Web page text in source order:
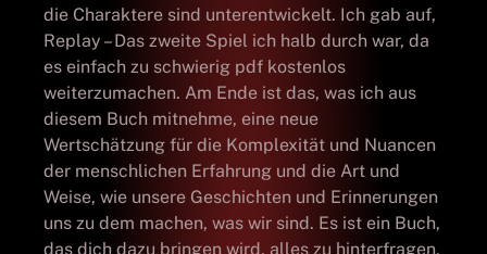
die Charaktere sind unterentwickelt. Ich gab auf,
Replay – Das zweite Spiel ich halb durch war, da
es einfach zu schwierig pdf kostenlos
weiterzumachen. Am Ende ist das, was ich aus
diesem Buch mitnehme, eine neue
Wertschätzung für die Komplexität und Nuancen
der menschlichen Erfahrung und die Art und
Weise, wie unsere Geschichten und Erinnerungen
uns zu dem machen, was wir sind. Es ist ein Buch,
das dich dazu bringen wird, alles zu hinterfragen,